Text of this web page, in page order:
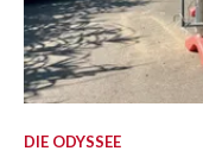
DIE ODYSSEE